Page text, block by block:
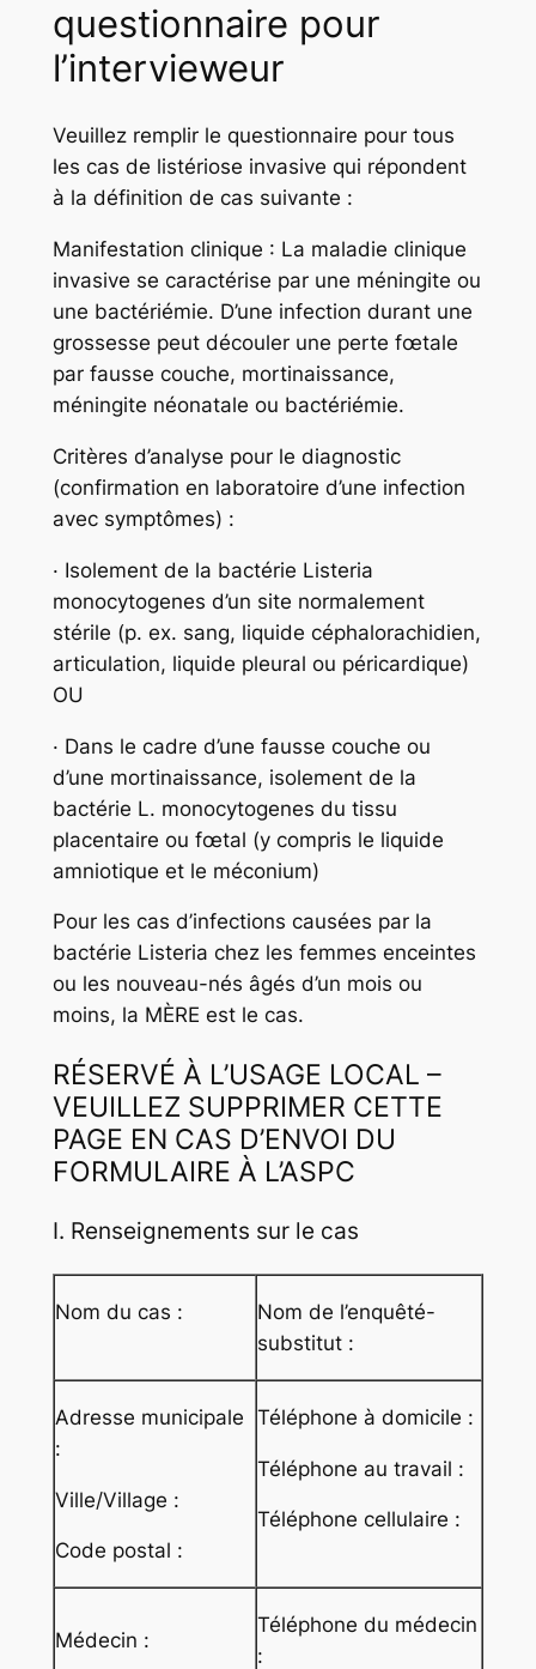
questionnaire pour
l’intervieweur
Veuillez remplir le questionnaire pour tous
les cas de listériose invasive qui répondent
à la définition de cas suivante :
Manifestation clinique : La maladie clinique
invasive se caractérise par une méningite ou
une bactériémie. D’une infection durant une
grossesse peut découler une perte fœtale
par fausse couche, mortinaissance,
méningite néonatale ou bactériémie.
Critères d’analyse pour le diagnostic
(confirmation en laboratoire d’une infection
avec symptômes) :
· Isolement de la bactérie Listeria
monocytogenes d’un site normalement
stérile (p. ex. sang, liquide céphalorachidien,
articulation, liquide pleural ou péricardique)
OU
· Dans le cadre d’une fausse couche ou
d’une mortinaissance, isolement de la
bactérie L. monocytogenes du tissu
placentaire ou fœtal (y compris le liquide
amniotique et le méconium)
Pour les cas d’infections causées par la
bactérie Listeria chez les femmes enceintes
ou les nouveau-nés âgés d’un mois ou
moins, la MÈRE est le cas.
RÉSERVÉ À L’USAGE LOCAL –
VEUILLEZ SUPPRIMER CETTE
PAGE EN CAS D’ENVOI DU
FORMULAIRE À L’ASPC
I. Renseignements sur le cas
Nom du cas :
Nom de l’enquêté-
substitut :
Adresse municipale
:
Ville/Village :
Code postal :
Téléphone à domicile :
Téléphone au travail :
Téléphone cellulaire :
Médecin :
Téléphone du médecin
: